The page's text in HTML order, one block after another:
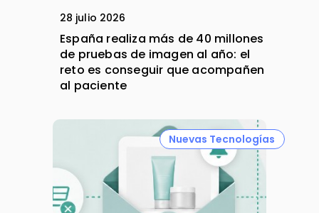
28 julio 2026
España realiza más de 40 millones
de pruebas de imagen al año: el
reto es conseguir que acompañen
al paciente
Nuevas Tecnologías